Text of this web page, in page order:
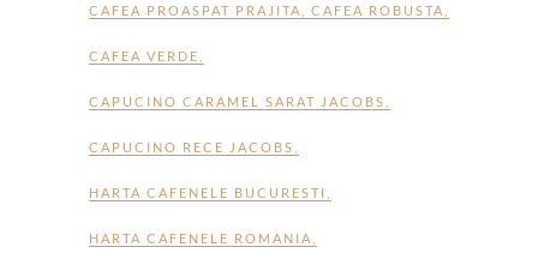
CAFEA PROASPAT PRAJITA CAFEA ROBUSTA
CAFEA VERDE
CAPUCINO CARAMEL SARAT JACOBS
CAPUCINO RECE JACOBS
HARTA CAFENELE BUCURESTI
HARTA CAFENELE ROMANIA